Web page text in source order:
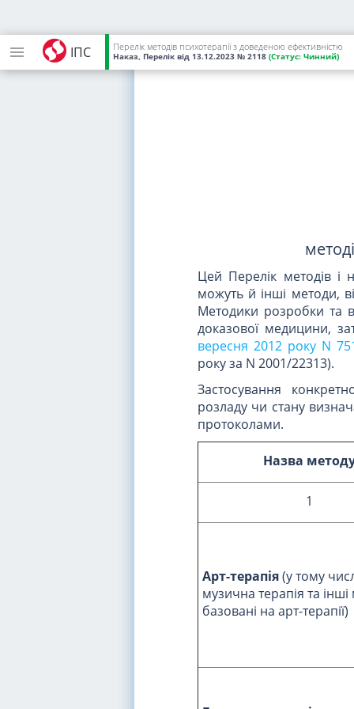
ІПС Перелік методів психотерапії з доведеною ефективністю
Наказ, Перелік від 13.12.2023 № 2118 (Статус: Чинний)
Цей Перелік методів і
можуть й інші методи,
Методики розробки та
доказової медицини,
вересня 2012 року N
року за N 2001/22313).
Застосування
розладу чи стану
протоколами.
Назва
1
Арт-терапія(у тому
музична терапія та
базовані на арт-терапії)